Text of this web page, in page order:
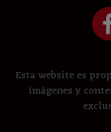
Esta website es
imágenes y